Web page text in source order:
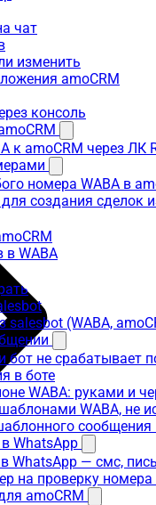
чат
изменить
amoCRM
консоль
к amoCRM через ЛК
номера WABA в
создания сделок
в WABA
(WABA,
бот не срабатывает
в боте
WABA: руками и
WABA, не
сообщения
WhatsApp
WhatsApp — смс,
на проверку номера
amoCRM